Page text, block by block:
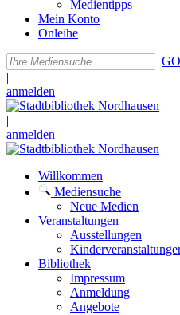
Medientipps
Mein Konto
Onleihe
GO
|
anmelden
|
anmelden
Willkommen
Mediensuche
Neue Medien
Veranstaltungen
Ausstellungen
Bibliothek
Impressum
Anmeldung
Angebote